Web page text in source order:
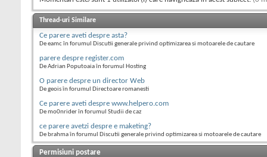
Thread-uri Similare
Ce parere aveti despre asta?
De eamc în forumul Discutii generale privind optimizarea si motoarele de cautare
parere despre register.com
De Adrian Poputoaia în forumul Hosting
O parere despre un director Web
De geois în forumul Directoare romanesti
Ce parere aveti despre www.helpero.com
De mo0nrider în forumul Studii de caz
ce parere avetzi despre e maketing?
De brahma în forumul Discutii generale privind optimizarea si motoarele de cautare
Permisiuni postare